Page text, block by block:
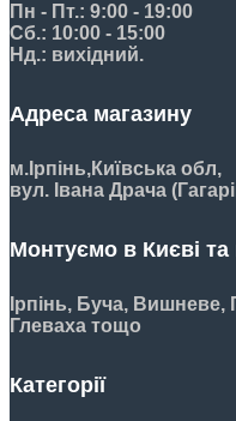
Пн - Пт.: 9:00 - 19:00
Сб.: 10:00 - 15:00
Нд.: вихідний.
Адреса магазину
м.Ірпінь,Київська обл,
вул. Івана Драча
Монтуємо в Києві та
Ірпінь, Буча,
Глеваха тощо
Категорії